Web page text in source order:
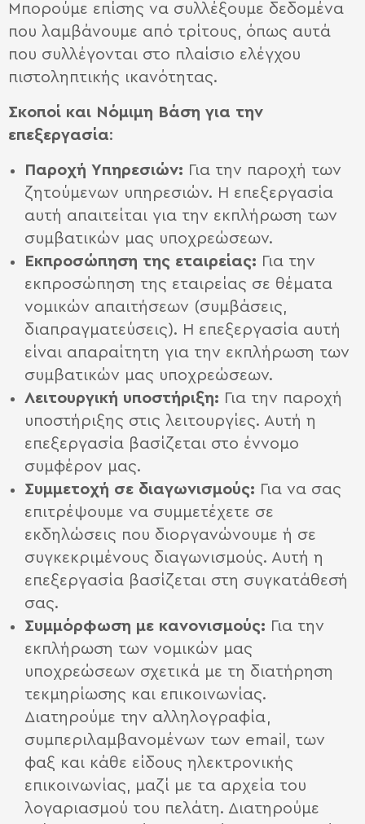
Μπορούμε επίσης να συλλέξουμε δεδομένα
που λαμβάνουμε από τρίτους, όπως αυτά
που συλλέγονται στο πλαίσιο ελέγχου
πιστοληπτικής ικανότητας.
Σκοποί και N όμιμη Bάση για την
επεξεργασία:
Παροχή Yπηρεσιών: Για την παροχή των
ζητούμενων υπηρεσιών. Η επεξεργασία
αυτή απαιτείται για την εκπλήρωση των
συμβατικών μας υποχρεώσεων.
Εκπροσώπηση της εταιρείας: Για την
εκπροσώπηση της εταιρείας σε θέματα
νομικών απαιτήσεων (συμβάσεις,
διαπραγματεύσεις). Η επεξεργασία αυτή
είναι απαραίτητη για την εκπλήρωση των
συμβατικών μας υποχρεώσεων.
Λειτουργική υποστήριξη: Για την παροχή
υποστήριξης στις λειτουργίες. Αυτή η
επεξεργασία βασίζεται στο έννομο
συμφέρον μας.
Συμμετοχή σε διαγωνισμούς: Για να σας
επιτρέψουμε να συμμετέχετε σε
εκδηλώσεις που διοργανώνουμε ή σε
συγκεκριμένους διαγωνισμούς. Αυτή η
επεξεργασία βασίζεται στη συγκατάθεσή
σας.
Συμμόρφωση με κανονισμούς: Για την
εκπλήρωση των νομικών μας
υποχρεώσεων σχετικά με τη διατήρηση
τεκμηρίωσης και επικοινωνίας.
Διατηρούμε την αλληλογραφία,
συμπεριλαμβανομένων των email, των
φαξ και κάθε είδους ηλεκτρονικής
επικοινωνίας, μαζί με τα αρχεία του
λογαριασμού του πελάτη. Διατηρούμε